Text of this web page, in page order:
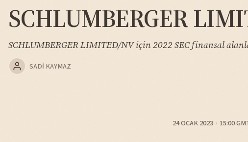
SCHLUMBERGER
SCHLUMBERGER LIMITED/NV için 2022 SEC finansal
SADI KAYMAZ
24 OCAK 2023 15:00